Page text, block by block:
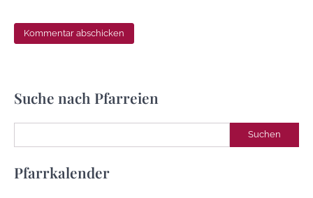
Suche nach Pfarreien
Suchen
Pfarrkalender